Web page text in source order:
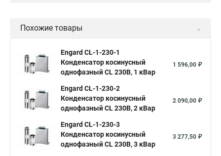
Похожие товары
Engard CL-1-230-1
Конденсатор косинусный
однофазный CL 230В, 1 кВар
1 596,00 ₽
Engard CL-1-230-2
Конденсатор косинусный
однофазный CL 230В, 2 кВар
2 090,00 ₽
Engard CL-1-230-3
Конденсатор косинусный
однофазный CL 230В, 3 кВар
3 277,50 ₽